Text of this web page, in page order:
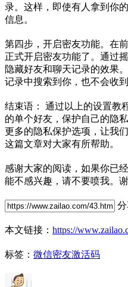
录。这样，即使有人拿到你
信息。
第四步，开启密友功能。在
正式开启密友功能了。通过
隐藏好友和聊天记录的效果
记录中搜索到你，也不会收到
结束语： 通过以上的设置教
的单个好友，保护自己的隐
更多的隐私保护选项，让我
这篇文章对大家有所帮助。
感谢大家的阅读，如果你已
能不感兴趣，请不要喷我。谢
分
本文链接： https://
标签： 微信密友激活码